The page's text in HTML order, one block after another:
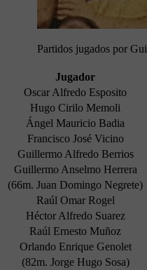
Partidos jugados por
Jugador
Oscar Alfredo Esposito
Hugo Cirilo Memoli
Ángel Mauricio Badia
Francisco José Vicino
Guillermo Alfredo Berrios
Guillermo Anselmo Herrera
(66m. Juan Domingo Negrete)
Raúl Omar Rogel
Héctor Alfredo Suarez
Raúl Ernesto Muñoz
Orlando Enrique Genolet
(82m. Jorge Hugo Sosa)